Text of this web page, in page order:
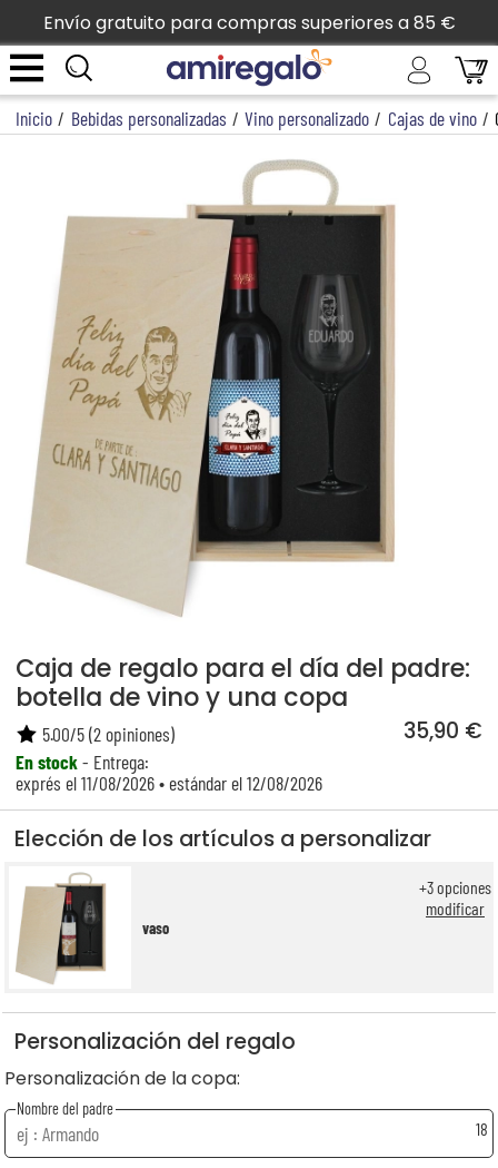
Envío gratuito para compras superiores a 85 €
Inicio / Bebidas personalizadas / Vino personalizado / Cajas de vino /
Caja de regalo para el día del padre:
botella de vino y una copa
35,90 €
En stock- Entrega:
exprés el 11/08/2026 • estándar el 12/08/2026
5.00/5(2opiniones)
Elección de los artículos a personalizar
vaso
+3opciones
modificar
Personalización del regalo
Personalización de la copa:
Nombre del padre
18